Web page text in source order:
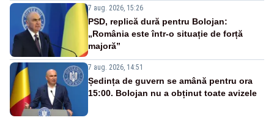
7 aug. 2026, 15:26
PSD, replică dură pentru Bolojan:
„România este într-o situație de forță
majoră”
7 aug. 2026, 14:51
Ședința de guvern se amână pentru ora
15:00. Bolojan nu a obținut toate avizele